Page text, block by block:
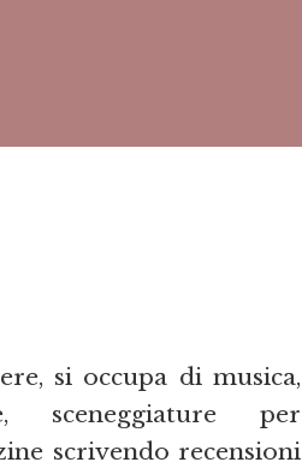
si occupa di musica,
sceneggiature per
scrivendo recensioni